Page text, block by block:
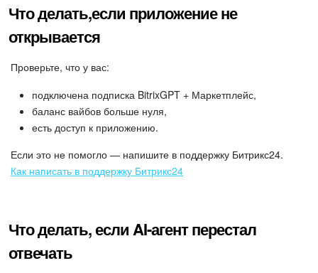
Что делать,если приложение не
открывается
Проверьте, что у вас:
подключена подписка BitrixGPT + Маркетплейс,
баланс вайбов больше нуля,
есть доступ к приложению.
Если это не помогло — напишите в поддержку Битрикс24.
Как написать в поддержку Битрикс24
Что делать, если AI-агент перестал
отвечать